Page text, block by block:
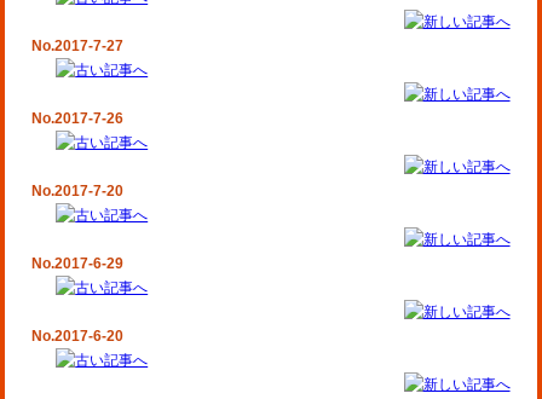
No.2017-7-27
No.2017-7-26
No.2017-7-20
No.2017-6-29
No.2017-6-20